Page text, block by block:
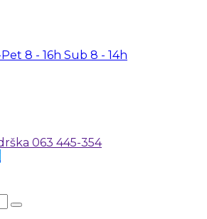
8 - 16h Sub 8 - 14h
063 445-354